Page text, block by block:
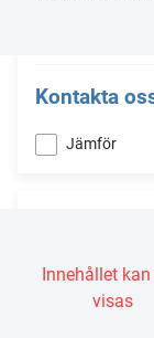
Kontakta
Jämför
Innehållet
visas